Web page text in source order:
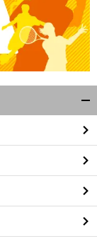
高校級ストライカーが「
完の大器
で終わった理由
田原豊「
久保嘉人にはあった厳しさが
閉
る